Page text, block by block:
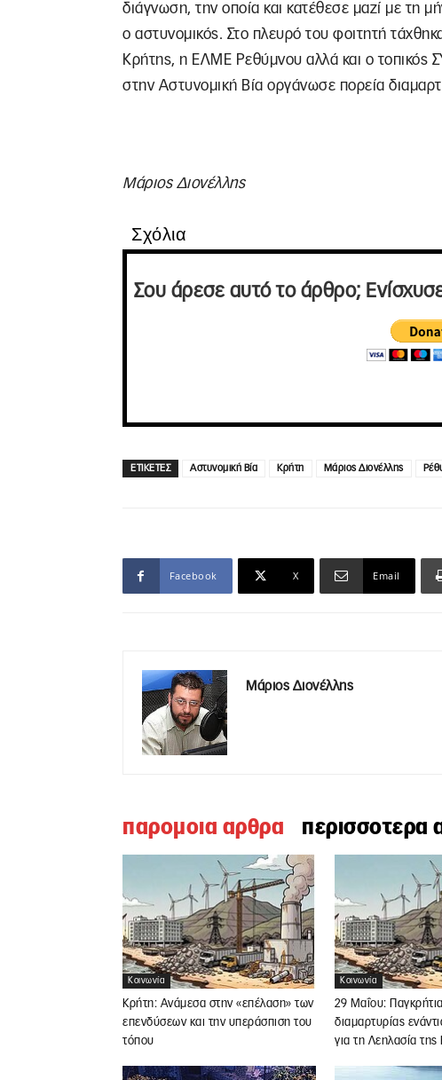
διάγνωση, την οποία και κατέθεσε μαζί με τη
ο αστυνομικός. Στο πλευρό του φοιτητή
Κρήτης, η ΕΛΜΕ Ρεθύμνου αλλά και ο τοπικός
στην Αστυνομική Βία οργάνωσε πορεία
Μάριος Διονέλλης
Σχόλια
Σου άρεσε αυτό το άρθρο;
ΕΤΙΚΕΤΕΣ Αστυνομική Βία Κρήτη Μάριος Διονέλλης
Facebook X Email
Μάριος Διονέλλης
παρομοια αρθρα περισσοτερα
Κοινωνία
Κρήτη: Ανάμεσα στην «επέλαση» των
επενδύσεων και την υπεράσπιση του
τόπου
Κοινωνία
29 Μαΐου:
διαμαρτυρίας
για τη Λεηλασία της